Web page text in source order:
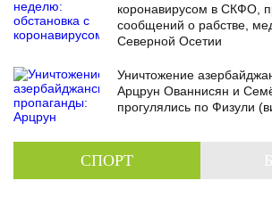
коронавирусом в СКФО,
сообщений о рабстве,
Северной Осетии
Уничтожение
Арцрун Ованнисян и
прогулялись по Физули
СПОРТ